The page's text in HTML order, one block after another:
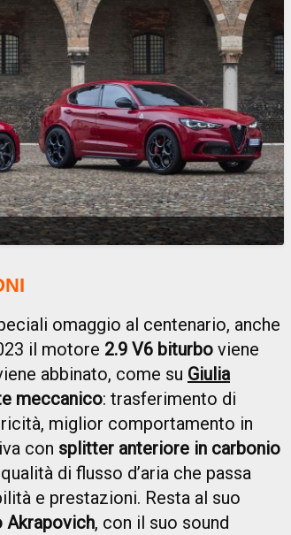
omaggio al centenario, anche
il motore 2.9 V6 biturbo viene
abbinato, come su Giulia
meccanico: trasferimento di
miglior comportamento in
con splitter anteriore in carbonio
di flusso d’aria che passa
e prestazioni. Resta al suo
Akrapovich, con il suo sound